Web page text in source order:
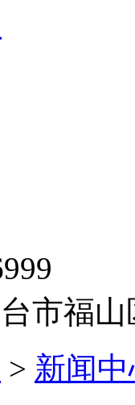
市福
> 新闻